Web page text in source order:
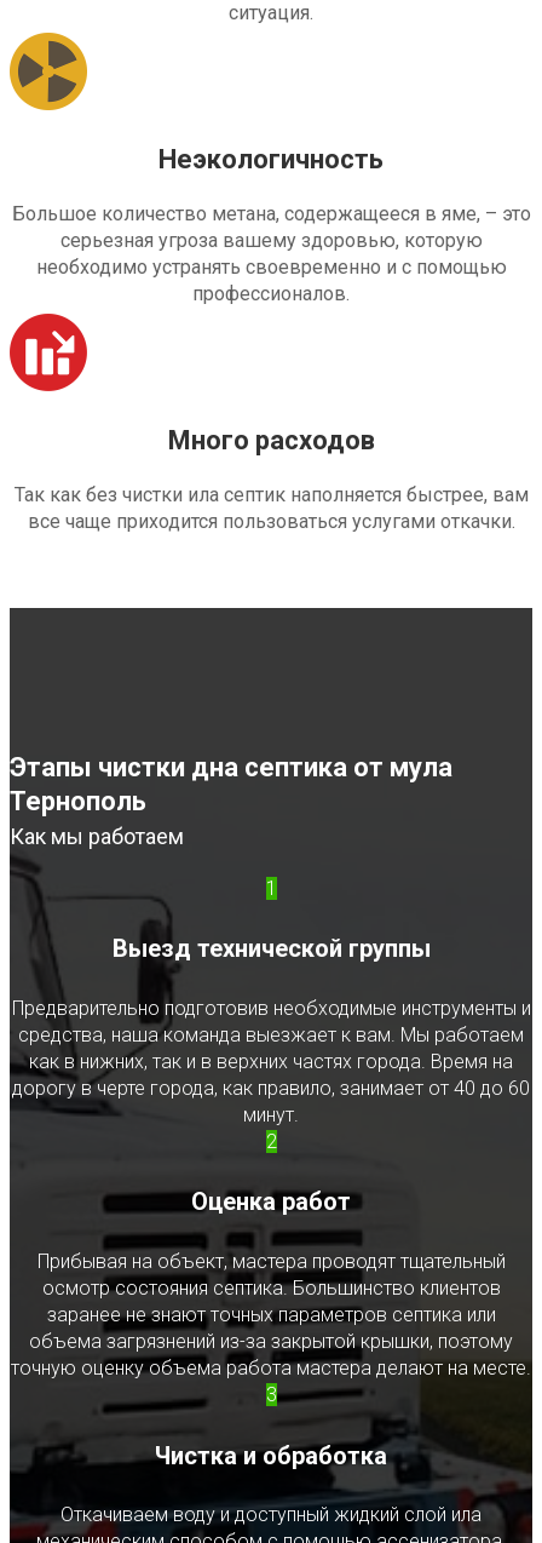
ситуация.
Неэкологичность
Большое количество метана, содержащееся в яме, – это
серьезная угроза вашему здоровью, которую
необходимо устранять своевременно и с помощью
профессионалов.
Много расходов
Так как без чистки ила септик наполняется быстрее, вам
все чаще приходится пользоваться услугами откачки.
Этапы чистки дна септика от мула
Тернополь
Как мы работаем
1
Выезд технической группы
Предварительно подготовив необходимые инструменты и
средства, наша команда выезжает к вам. Мы работаем
как в нижних, так и в верхних частях города. Время на
дорогу в черте города, как правило, занимает от 40 до 60
минут.
2
Оценка работ
Прибывая на объект, мастера проводят тщательный
осмотр состояния септика. Большинство клиентов
заранее не знают точных параметров септика или
объема загрязнений из-за закрытой крышки, поэтому
точную оценку объема работа мастера делают на месте.
3
Чистка и обработка
Откачиваем воду и доступный жидкий слой ила